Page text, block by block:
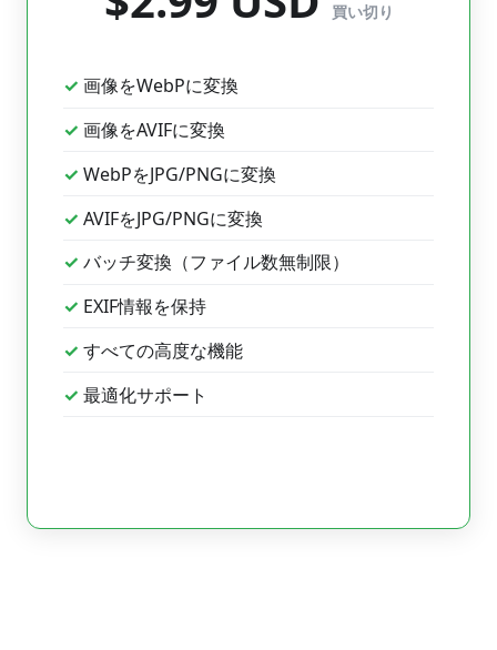
買い切り
画像をWebPに変換
画像をAVIFに変換
WebPをJPG/PNGに変換
AVIFをJPG/PNGに変換
バッチ変換（ファイル数無制限）
EXIF情報を保持
すべての高度な機能
最適化サポート